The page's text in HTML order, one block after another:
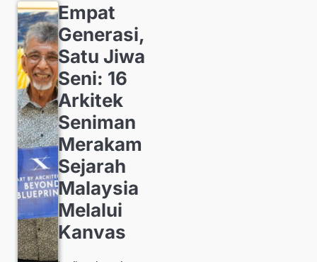
Empat
Generasi,
Satu Jiwa
Seni: 16
Arkitek
Seniman
Merakam
Sejarah
Malaysia
Melalui
Kanvas